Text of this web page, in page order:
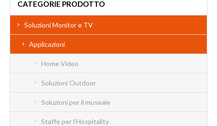
CATEGORIE PRODOTTO
Soluzioni Monitor e TV
Applicazioni
Home Video
Soluzioni Outdoor
Soluzioni per il museale
Staffe per l'Hospitality